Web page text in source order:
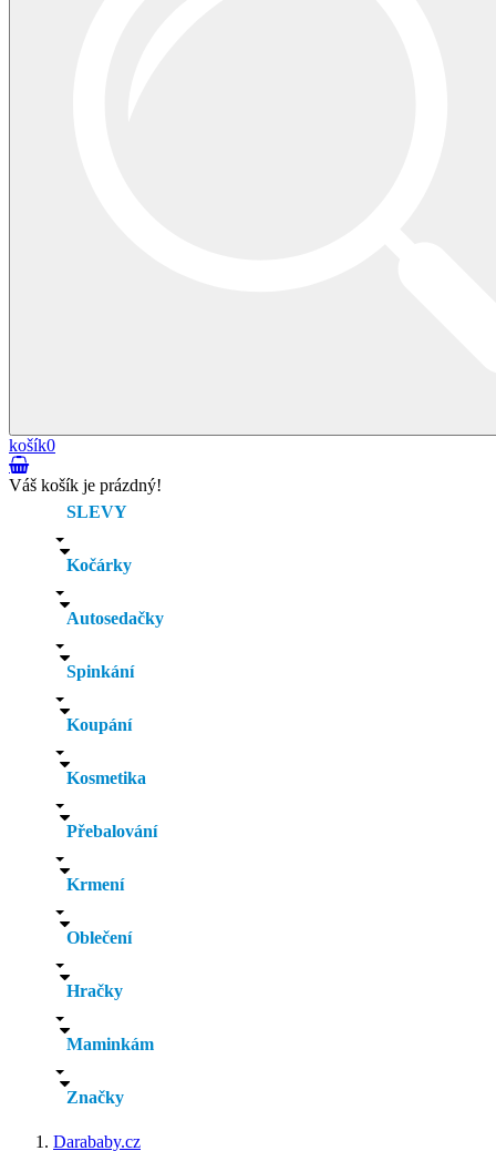
košík0
Váš košík je prázdný!
SLEVY
Kočárky
Autosedačky
Spinkání
Koupání
Kosmetika
Přebalování
Krmení
Oblečení
Hračky
Maminkám
Značky
Darababy.cz